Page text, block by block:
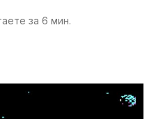
за 6 мин.